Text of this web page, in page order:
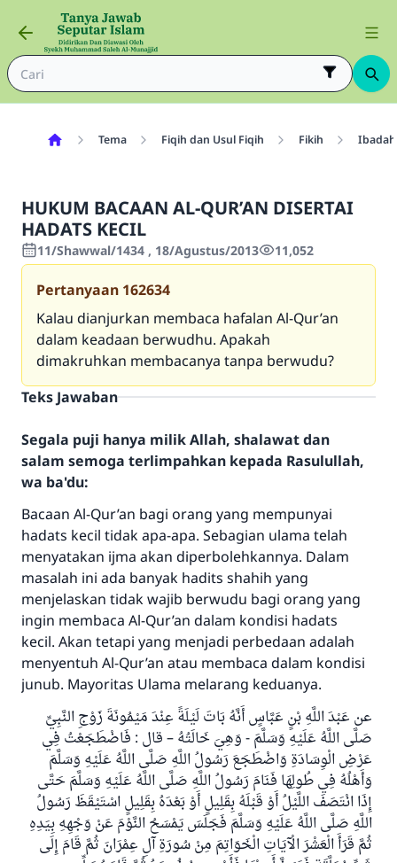
Tema Fiqih dan Usul Fiqih Fikih
HUKUM BACAAN AL-QUR’AN DISERTAI
HADATS KECIL
11/Shawwal/1434 , 18/Agustus/2013 11,052
Pertanyaan 162634
Kalau dianjurkan membaca hafalan Al-Qur’an
dalam keadaan berwudhu. Apakah
dimakruhkan membacanya tanpa berwudu?
Teks Jawaban
Segala puji hanya milik Allah, shalawat dan
salam semoga terlimpahkan kepada Rasulullah,
wa ba'du:
Bacaan Al-Qur’an bagi orang yang mempunyai
hadats kecil tidak apa-apa. Sebagian ulama telah
menyatakan ijma akan diperbolehkannya. Dalam
masalah ini ada banyak hadits shahih yang
menjelaskan tidak wajib berwudu bagi orang yang
ingin membaca Al-Qur’an dalam kondisi hadats
kecil. Akan tetapi yang menjadi perbedaan adalah
menyentuh Al-Qur’an atau membaca dalam kondisi
junub. Mayoritas Ulama melarang keduanya.
عن عَبْدَ اللَّهِ بْنٍ عَبَّاسٍ أَنَّهُ بَاتَ لَيْلَةً عِنْدَ مَيْمُونَةَ زَوْجِ النَّبِيِّ
صَلَّى اللَّهُ عَلَيْهِ وَسَلَّمَ - وَهِيَ خَالَتُهُ – قال : فَاضْطَجَعْتُ فِي
عَرْضِ الْوِسَادَةِ وَاضْطَجَعَ رَسُولُ اللَّهِ صَلَّى اللَّهُ عَلَيْهِ وَسَلَّمَ
وَأَهْلُهُ فِي طُولِهَا فَنَامَ رَسُولُ اللَّهِ صَلَّى اللَّهُ عَلَيْهِ وَسَلَّمَ حَتَّى
إِذَا انْتَصَفَ اللَّيْلُ أَوْ قَبْلَهُ بِقَلِيلٍ أَوْ بَعْدَهُ بِقَلِيلٍ اسْتَيْقَظَ رَسُولُ
اللَّهِ صَلَّى اللَّهُ عَلَيْهِ وَسَلَّمَ فَجَلَسَ يَمْسَحُ النَّوْمَ عَنْ وَجْهِهِ بِيَدِهِ
ثُمَّ قَرَأَ الْعَشْرَ الْآيَاتِ الْخَوَاتِمَ مِنْ سُورَةِ آلِ عِمْرَانَ ثُمَّ قَامَ إِلَى